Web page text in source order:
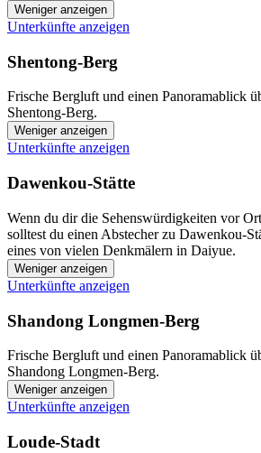
Weniger anzeigen
Unterkünfte anzeigen
Shentong-Berg
Frische Bergluft und einen Panoramablick
Shentong-Berg.
Weniger anzeigen
Unterkünfte anzeigen
Dawenkou-Stätte
Wenn du dir die Sehenswürdigkeiten vor
solltest du einen Abstecher zu Dawenkou-
eines von vielen Denkmälern in Daiyue.
Weniger anzeigen
Unterkünfte anzeigen
Shandong Longmen-Berg
Frische Bergluft und einen Panoramablick
Shandong Longmen-Berg.
Weniger anzeigen
Unterkünfte anzeigen
Loude-Stadt